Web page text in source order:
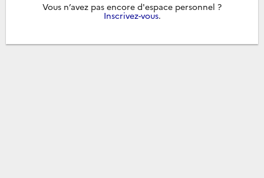
Vous n’avez pas encore d'espace personnel ?
Inscrivez-vous.